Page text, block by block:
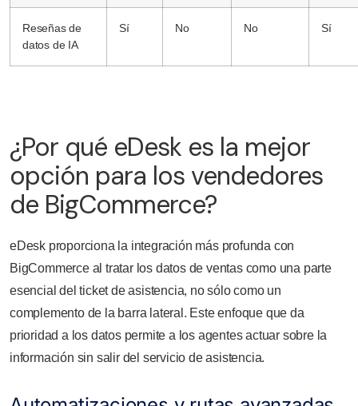
Reseñas de
datos de IA
Sí No No Sí
¿Por qué eDesk es la mejor
opción para los vendedores
de BigCommerce?
eDesk proporciona la integración más profunda con
BigCommerce al tratar los datos de ventas como una parte
esencial del ticket de asistencia, no sólo como un
complemento de la barra lateral. Este enfoque que da
prioridad a los datos permite a los agentes actuar sobre la
información sin salir del servicio de asistencia.